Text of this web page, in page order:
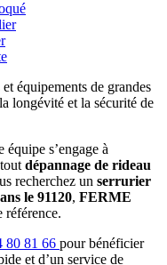
équipements de grandes
longévité et la sécurité de
s’engage à
dépannage de rideau
recherchez un serrurier
le 91120, FERME
référence.
80 81 66 pour bénéficier
et d’un service de